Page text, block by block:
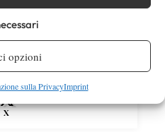
opzioni
sulla PrivacyImprint
X